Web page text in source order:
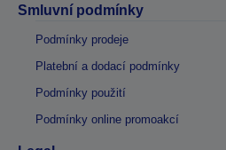
Smluvní podmínky
Podmínky prodeje
Platební a dodací podmínky
Podmínky použití
Podmínky online promoakcí